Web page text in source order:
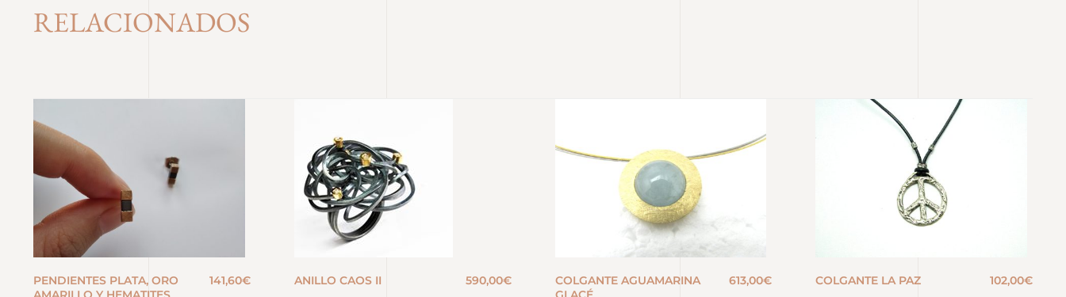
RELACIONADOS
PENDIENTES PLATA, ORO
141,60€ ANILLO CAOS II 590,00€
COLGANTE AGUAMARINA
613,00€ COLGANTE LA PAZ 102,00€